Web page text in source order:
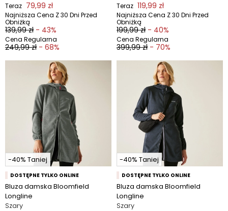
Teraz 79,99 zł
Najniższa Cena Z 30 Dni Przed
Obniżką
139,99 zł - 43%
Cena Regularna
249,99 zł - 68%
Teraz 119,99 zł
Najniższa Cena Z 30 Dni Przed
Obniżką
199,99 zł - 40%
Cena Regularna
399,99 zł - 70%
-40% Taniej
DOSTĘPNE TYLKO ONLINE
Bluza damska Bloomfield
Longline
Szary
-40% Taniej
DOSTĘPNE TYLKO ONLINE
Bluza damska Bloomfield
Longline
Szary